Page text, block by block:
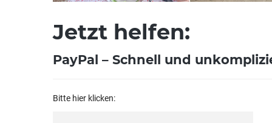
Jetzt helfen:
PayPal – Schnell und
Bitte hier klicken: